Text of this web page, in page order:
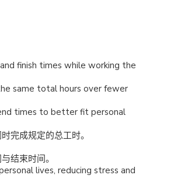
finish times while working the
same total hours over fewer
times to better fit personal
完成规定的总工时。
结束时间。
lives, reducing stress and